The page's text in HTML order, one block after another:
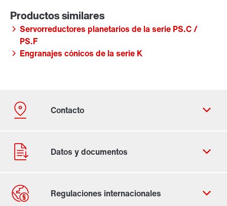
Servorreductores planetarios de la serie PS.C /
PS.F
Engranajes cónicos de la serie K